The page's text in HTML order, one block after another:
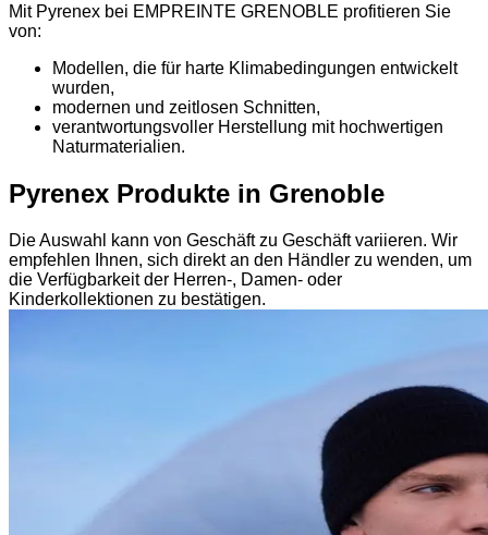
Mit Pyrenex bei EMPREINTE GRENOBLE profitieren Sie
von:
Modellen, die für harte Klimabedingungen entwickelt
wurden,
modernen und zeitlosen Schnitten,
verantwortungsvoller Herstellung mit hochwertigen
Naturmaterialien.
Pyrenex Produkte in Grenoble
Die Auswahl kann von Geschäft zu Geschäft variieren. Wir
empfehlen Ihnen, sich direkt an den Händler zu wenden, um
die Verfügbarkeit der Herren-, Damen- oder
Kinderkollektionen zu bestätigen.